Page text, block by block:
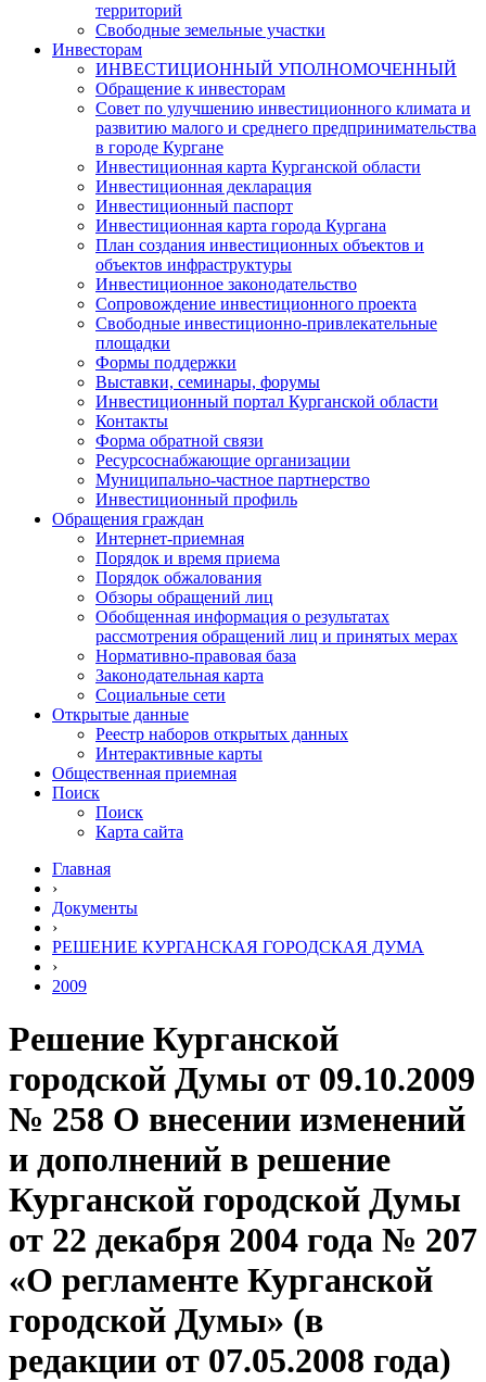
территорий
Свободные земельные участки
Инвесторам
ИНВЕСТИЦИОННЫЙ УПОЛНОМОЧЕННЫЙ
Обращение к инвесторам
Совет по улучшению инвестиционного климата и
развитию малого и среднего предпринимательства
в городе Кургане
Инвестиционная карта Курганской области
Инвестиционная декларация
Инвестиционный паспорт
Инвестиционная карта города Кургана
План создания инвестиционных объектов и
объектов инфраструктуры
Инвестиционное законодательство
Сопровождение инвестиционного проекта
Свободные инвестиционно-привлекательные
площадки
Формы поддержки
Выставки, семинары, форумы
Инвестиционный портал Курганской области
Контакты
Форма обратной связи
Ресурсоснабжающие организации
Муниципально-частное партнерство
Инвестиционный профиль
Обращения граждан
Интернет-приемная
Порядок и время приема
Порядок обжалования
Обзоры обращений лиц
Обобщенная информация о результатах
рассмотрения обращений лиц и принятых мерах
Нормативно-правовая база
Законодательная карта
Социальные сети
Открытые данные
Реестр наборов открытых данных
Интерактивные карты
Общественная приемная
Поиск
Поиск
Карта сайта
Главная
›
Документы
›
РЕШЕНИЕ КУРГАНСКАЯ ГОРОДСКАЯ ДУМА
›
2009
Решение Курганской
городской Думы от 09.10.2009
№ 258 О внесении изменений
и дополнений в решение
Курганской городской Думы
от 22 декабря 2004 года № 207
«О регламенте Курганской
городской Думы» (в
редакции от 07.05.2008 года)